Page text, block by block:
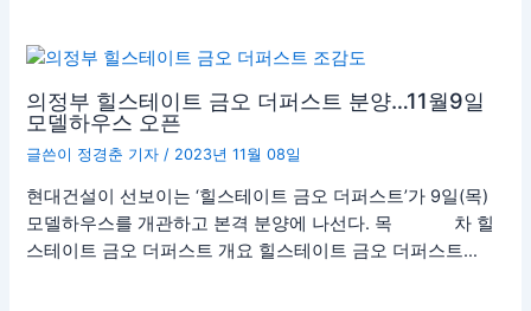
의정부 힐스테이트 금오 더퍼스트 분양…11월9일
모델하우스 오픈
글쓴이 정경춘 기자 / 2023년 11월 08일
현대건설이 선보이는 ‘힐스테이트 금오 더퍼스트’가 9일(목)
모델하우스를 개관하고 본격 분양에 나선다. 목 차 힐
스테이트 금오 더퍼스트 개요 힐스테이트 금오 더퍼스트…